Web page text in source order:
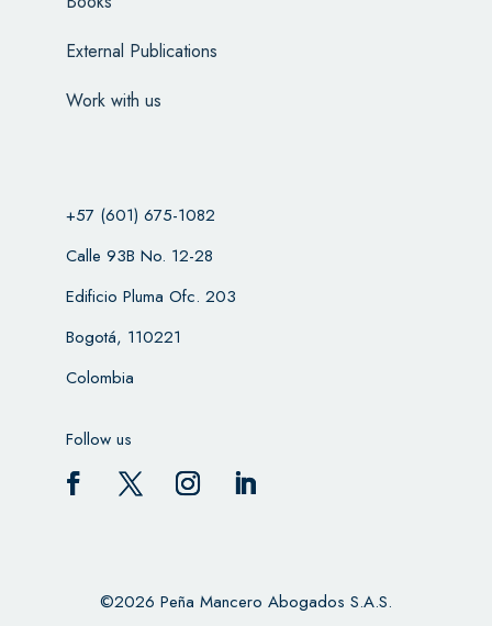
External Publications
Work with us
+57 (601) 675-1082
Calle 93B No. 12-28
Edificio Pluma Ofc. 203
Bogotá, 110221
Colombia
Follow us
©2026 Peña Mancero Abogados S.A.S.